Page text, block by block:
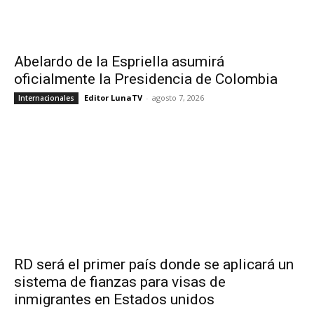
Abelardo de la Espriella asumirá
oficialmente la Presidencia de Colombia
Internacionales Editor LunaTV - agosto 7, 2026
RD será el primer país donde se aplicará un
sistema de fianzas para visas de
inmigrantes en Estados unidos